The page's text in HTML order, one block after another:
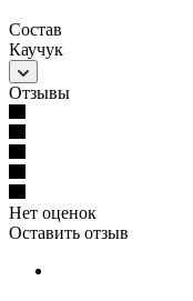
Состав
Каучук
Отзывы
Нет оценок
Оставить отзыв